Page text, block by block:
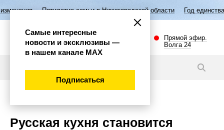
семьи в Нижегородской области Год единства народов
Прямой эфир.
Волга 24
Русская кухня становится
Самые интересные
новости и эксклюзивы —
в нашем канале МАХ
Подписаться